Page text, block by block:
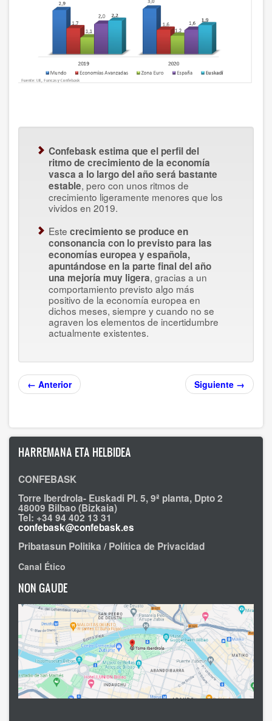
Confebask estima que el perfil del
ritmo de crecimiento de la economía
vasca a lo largo del año será bastante
estable, pero con unos ritmos de
crecimiento ligeramente menores que los
vividos en 2019.
Este crecimiento se produce en
consonancia con lo previsto para las
economías europea y española,
apuntándose en la parte final del año
una mejoría muy ligera, gracias a un
comportamiento previsto algo más
positivo de la economía europea en
dichos meses, siempre y cuando no se
agraven los elementos de incertidumbre
actualmente existentes.
← Anterior Siguiente →
HARREMANA ETA HELBIDEA
CONFEBASK
Torre Iberdrola- Euskadi Pl. 5, 9ª planta, Dpto 2
48009 Bilbao (Bizkaia)
Tel: +34 94 402 13 31
confebask@confebask.es
Pribatasun Politika / Política de Privacidad
Canal Ético
NON GAUDE